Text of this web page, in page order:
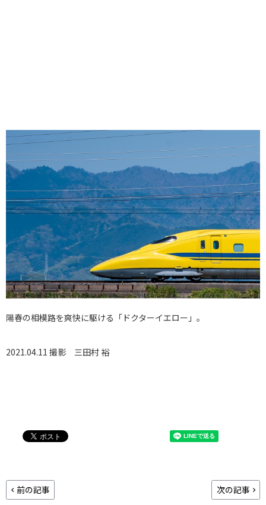
陽春の相模路を爽快に駆ける「ドクターイエロー」。
2021.04.11 撮影 三田村 裕
前の記事 次の記事